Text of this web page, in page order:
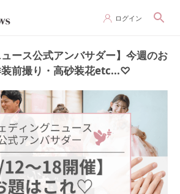
ログイン
ュース公式アンバサダー】今週のお
前撮り・高砂装花etc...♡